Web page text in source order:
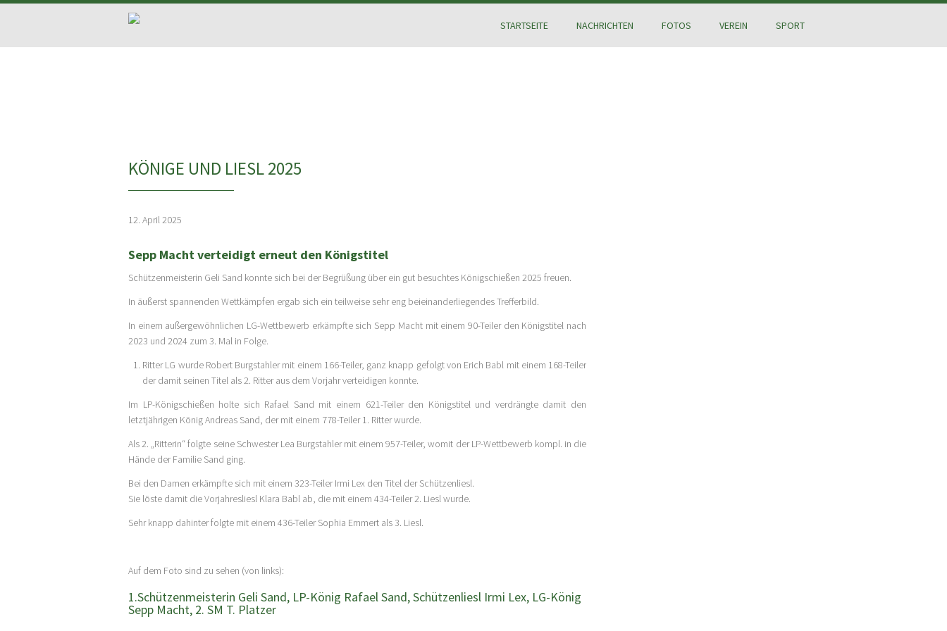
Navigation
überspringen STARTSEITE NACHRICHTEN FOTOS VEREIN SPORT
KÖNIGE UND LIESL 2025
12. April 2025
Sepp Macht verteidigt erneut den Königstitel
Schützenmeisterin Geli Sand konnte sich bei der Begrüßung über ein gut besuchtes Königschießen 2025 freuen.
In äußerst spannenden Wettkämpfen ergab sich ein teilweise sehr eng beieinanderliegendes Trefferbild.
In einem außergewöhnlichen LG-Wettbewerb erkämpfte sich Sepp Macht mit einem 90-Teiler den Königstitel nach
2023 und 2024 zum 3. Mal in Folge.
Ritter LG wurde Robert Burgstahler mit einem 166-Teiler, ganz knapp gefolgt von Erich Babl mit einem 168-Teiler
der damit seinen Titel als 2. Ritter aus dem Vorjahr verteidigen konnte.
Im LP-Königschießen holte sich Rafael Sand mit einem 621-Teiler den Königstitel und verdrängte damit den
letztjährigen König Andreas Sand, der mit einem 778-Teiler 1. Ritter wurde.
Als 2. „Ritterin“ folgte seine Schwester Lea Burgstahler mit einem 957-Teiler, womit der LP-Wettbewerb kompl. in die
Hände der Familie Sand ging.
Bei den Damen erkämpfte sich mit einem 323-Teiler Irmi Lex den Titel der Schützenliesl.
Sie löste damit die Vorjahresliesl Klara Babl ab, die mit einem 434-Teiler 2. Liesl wurde.
Sehr knapp dahinter folgte mit einem 436-Teiler Sophia Emmert als 3. Liesl.
Auf dem Foto sind zu sehen (von links):
1.Schützenmeisterin Geli Sand, LP-König Rafael Sand, Schützenliesl Irmi Lex, LG-König
Sepp Macht, 2. SM T. Platzer